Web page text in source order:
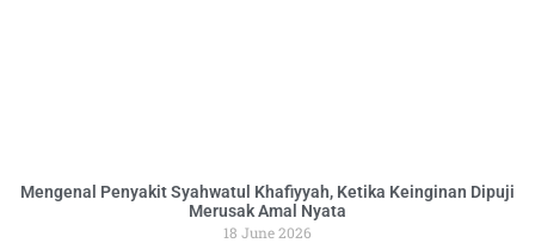
Mengenal Penyakit Syahwatul Khafiyyah, Ketika Keinginan Dipuji
Merusak Amal Nyata
18 June 2026